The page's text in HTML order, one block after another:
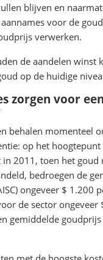
blijven en
voor de
verwerken.
de aandelen winst
op de huidige
zorgen voor een
behalen momenteel
op het
in 2011, toen het
bedroegen de
ongeveer $ 1.200
de sector
gemiddelde